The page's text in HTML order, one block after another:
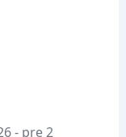
- pre 2